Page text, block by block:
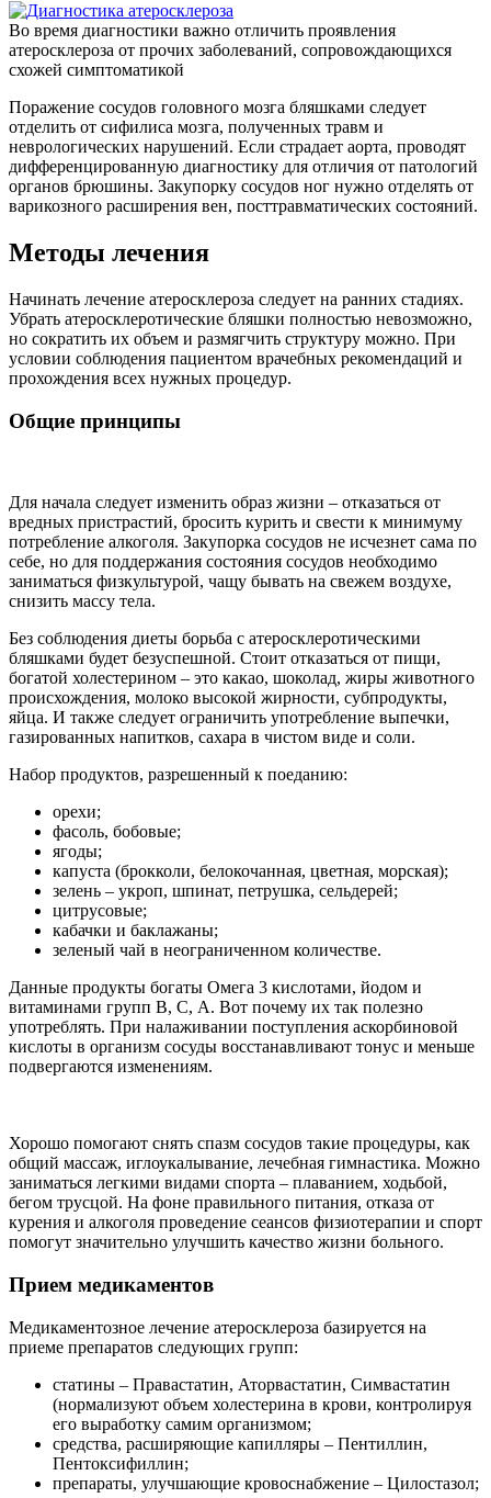
Во время диагностики важно отличить проявления
атеросклероза от прочих заболеваний, сопровождающихся
схожей симптоматикой
Поражение сосудов головного мозга бляшками следует
отделить от сифилиса мозга, полученных травм и
неврологических нарушений. Если страдает аорта, проводят
дифференцированную диагностику для отличия от патологий
органов брюшины. Закупорку сосудов ног нужно отделять от
варикозного расширения вен, посттравматических состояний.
Методы лечения
Начинать лечение атеросклероза следует на ранних стадиях.
Убрать атеросклеротические бляшки полностью невозможно,
но сократить их объем и размягчить структуру можно. При
условии соблюдения пациентом врачебных рекомендаций и
прохождения всех нужных процедур.
Общие принципы
Для начала следует изменить образ жизни – отказаться от
вредных пристрастий, бросить курить и свести к минимуму
потребление алкоголя. Закупорка сосудов не исчезнет сама по
себе, но для поддержания состояния сосудов необходимо
заниматься физкультурой, чащу бывать на свежем воздухе,
снизить массу тела.
Без соблюдения диеты борьба с атеросклеротическими
бляшками будет безуспешной. Стоит отказаться от пищи,
богатой холестерином – это какао, шоколад, жиры животного
происхождения, молоко высокой жирности, субпродукты,
яйца. И также следует ограничить употребление выпечки,
газированных напитков, сахара в чистом виде и соли.
Набор продуктов, разрешенный к поеданию:
орехи;
фасоль, бобовые;
ягоды;
капуста (брокколи, белокочанная, цветная, морская);
зелень – укроп, шпинат, петрушка, сельдерей;
цитрусовые;
кабачки и баклажаны;
зеленый чай в неограниченном количестве.
Данные продукты богаты Омега 3 кислотами, йодом и
витаминами групп В, С, А. Вот почему их так полезно
употреблять. При налаживании поступления аскорбиновой
кислоты в организм сосуды восстанавливают тонус и меньше
подвергаются изменениям.
Хорошо помогают снять спазм сосудов такие процедуры, как
общий массаж, иглоукалывание, лечебная гимнастика. Можно
заниматься легкими видами спорта – плаванием, ходьбой,
бегом трусцой. На фоне правильного питания, отказа от
курения и алкоголя проведение сеансов физиотерапии и спорт
помогут значительно улучшить качество жизни больного.
Прием медикаментов
Медикаментозное лечение атеросклероза базируется на
приеме препаратов следующих групп:
статины – Правастатин, Аторвастатин, Симвастатин
(нормализуют объем холестерина в крови, контролируя
его выработку самим организмом;
средства, расширяющие капилляры – Пентиллин,
Пентоксифиллин;
препараты, улучшающие кровоснабжение – Цилостазол;